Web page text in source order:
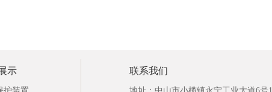
示 联系我们